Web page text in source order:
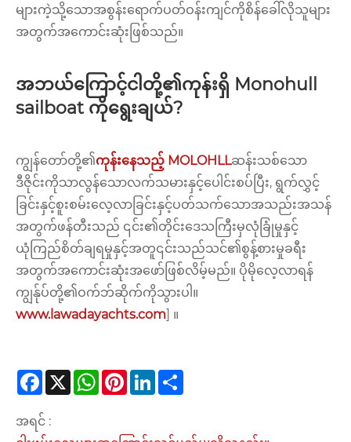
များကဲ့သို့သောအစွန်းရောက်ပတ်ဝန်းကျင်ကိုစိန်ခေါ်လိုသူများ
အတွက်အကောင်းဆုံးဖြစ်သည်။
အဘယ်ကြောင့်ငါတို့၏ကုန်းရှိ Monohull
sailboat ကိုရွေးချယ်?
ကျွန်တော်တို့၏ကုန်းနေသည့် MOLOHLLဆန်းသစ်သော
ဒီဇိုင်းကိုသာလွန်သောလက်သမားနှင့်ပေါင်းစပ်ပြီး, ရွက်လွှင့်
ခြင်းနှင့်စူးစမ်းလေ့လာခြင်းနှင့်ပတ်သက်သောအသည်းအသန်
အတွက်ဖန်တီးသည် ၎င်း၏တိုင်းဒေသကြီးမှလုံခြုံမှုနှင့်
ယုံကြည်စိတ်ချရမှုနှင့်အတူ၎င်းသည်သင်၏စွန့်စားမှုခရီး
အတွက်အကောင်းဆုံးအဖော်ဖြစ်လိမ့်မည်။ ပိုမိုလေ့လာရန်
ကျွန်ုပ်တို့၏ဝက်ဘ်ဆိုက်ကိုသွားပါ။
www.lawadayachts.com] ။
Facebook
X WhatsApp
PinterestLinkedIn
အရင် :